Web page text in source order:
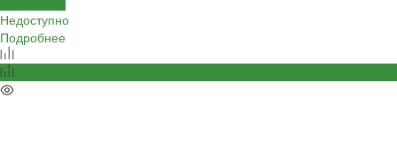
Недоступно
Подробнее